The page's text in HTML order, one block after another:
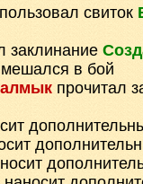
свиток
заклинание
в бой
прочитал